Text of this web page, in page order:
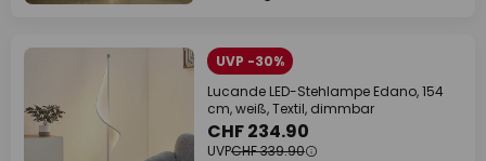
UVP -30%
Lucande LED-Stehlampe Edano, 154
cm, weiß, Textil, dimmbar
CHF 234.90
UVPCHF 339.90